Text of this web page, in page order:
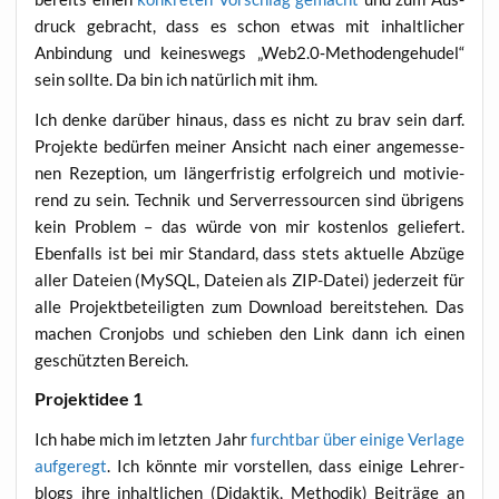
druck gebracht, dass es schon etwas mit inhalt­li­cher
Anbin­dung und kei­nes­wegs „Web2.0‑Methodengehudel“
sein soll­te. Da bin ich natür­lich mit ihm.
Ich den­ke dar­über hin­aus, dass es nicht zu brav sein darf.
Pro­jek­te bedür­fen mei­ner Ansicht nach einer ange­mes­se­
nen Rezep­ti­on, um län­ger­fris­tig erfolg­reich und moti­vie­
rend zu sein. Tech­nik und Ser­ver­res­sour­cen sind übri­gens
kein Pro­blem – das wür­de von mir kos­ten­los gelie­fert.
Eben­falls ist bei mir Stan­dard, dass stets aktu­el­le Abzü­ge
aller Datei­en (MyS­QL, Datei­en als ZIP-Datei) jeder­zeit für
alle Pro­jekt­be­tei­lig­ten zum Down­load bereit­ste­hen. Das
machen Cron­jobs und schie­ben den Link dann ich einen
geschütz­ten Bereich.
Pro­jekt­idee 1
Ich habe mich im letz­ten Jahrfurcht­bar über eini­ge Ver­la­ge
auf­ge­regt . Ich könn­te mir vor­stel­len, dass eini­ge Leh­rer­
blogs ihre inhalt­li­chen (Didak­tik, Metho­dik) Bei­trä­ge an